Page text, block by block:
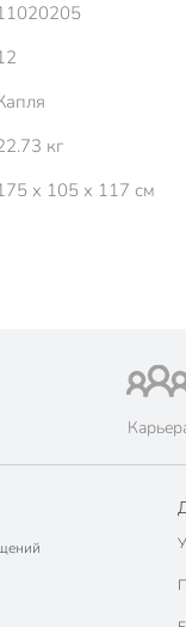
кг
x 105 x 117 см